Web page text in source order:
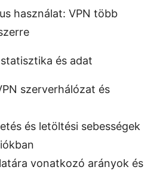
használat: VPN több
és adat
szerverhálózat és
és letöltési sebességek
vonatkozó arányok és